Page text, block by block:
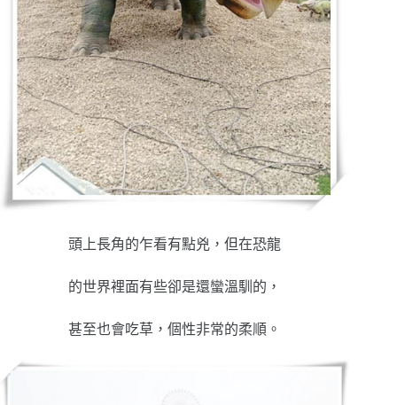
頭上長角的乍看有點兇，但在恐龍
的世界裡面有些卻是還蠻溫馴的，
甚至也會吃草，個性非常的柔順。